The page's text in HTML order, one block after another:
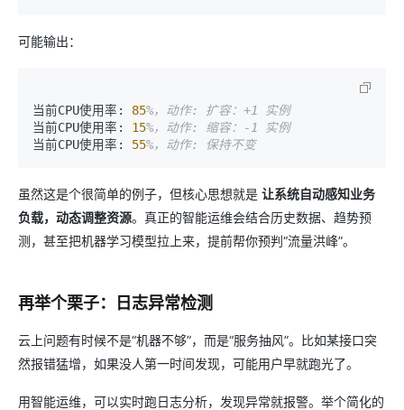
可能输出：
当前CPU使用率: 85%，动作: 扩容：+1 实例
当前CPU使用率: 15%，动作: 缩容：-1 实例
当前CPU使用率: 55%，动作: 保持不变
虽然这是个很简单的例子，但核心思想就是 让系统自动感知业务
负载，动态调整资源。真正的智能运维会结合历史数据、趋势预
测，甚至把机器学习模型拉上来，提前帮你预判“流量洪峰”。
再举个栗子：日志异常检测
云上问题有时候不是“机器不够”，而是“服务抽风”。比如某接口突
然报错猛增，如果没人第一时间发现，可能用户早就跑光了。
用智能运维，可以实时跑日志分析，发现异常就报警。举个简化的